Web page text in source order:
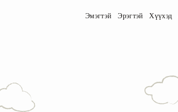
Эмэгтэй Эрэгтэй Хүүхэд